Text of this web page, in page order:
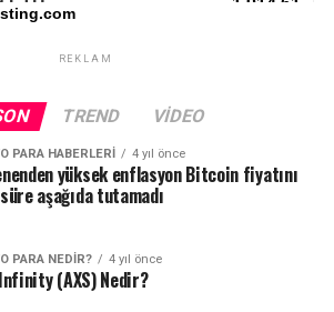
REKLAM
TREND VIDEO
PARA HABERLERI 4 yıl önce
yüksek enflasyon Bitcoin fiyatını
aşağıda tutamadı
PARA NEDIR? 4 yıl önce
(AXS) Nedir?